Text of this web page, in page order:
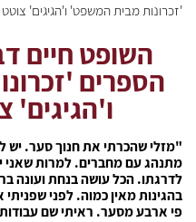
'זכרונות מבית המשפט' ו'הגיגים' צוטט
השופט חיים
הספרים
ו'הגיגים'
"מזלי שהכרתי את חנוך סער. יש
מתנהג עם מחברים. למרות שאני
לדרגתו. הכל עושה בנחת ועונה
בהגינות מאין כמוה. לפני
פי ארבע מסער. ראיתי שם